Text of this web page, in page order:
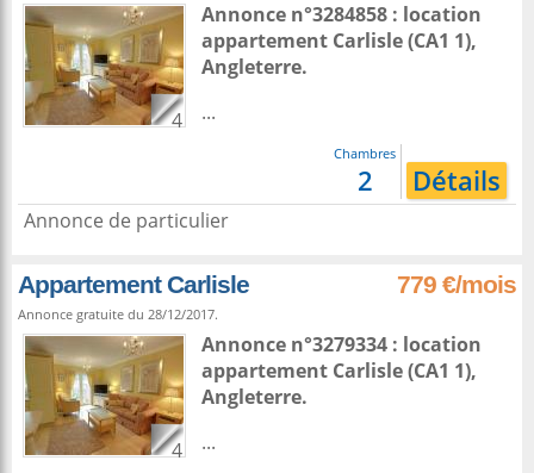
4
Annonce n°3284858 : location
appartement Carlisle(CA1 1),
Angleterre.
...
Chambres
2 Détails
Annonce de particulier
Appartement Carlisle 779 €/mois
Annonce gratuite du 28/12/2017.
4
Annonce n°3279334 : location
appartement Carlisle(CA1 1),
Angleterre.
...